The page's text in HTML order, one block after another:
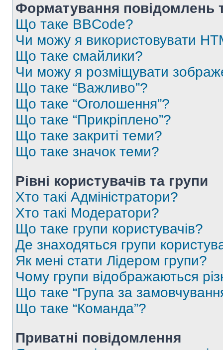
Форматування повідомлень
Що таке BBCode?
Чи можу я використовувати
Що таке смайлики?
Чи можу я розміщувати
Що таке “Важливо”?
Що таке “Оголошення”?
Що таке “Прикріплено”?
Що таке закриті теми?
Що таке значок теми?
Рівні користувачів та групи
Хто такі Адміністратори?
Хто такі Модератори?
Що таке групи користувачів?
Де знаходяться групи
Як мені стати Лідером групи?
Чому групи відображаються
Що таке “Група за
Що таке “Команда”?
Приватні повідомлення